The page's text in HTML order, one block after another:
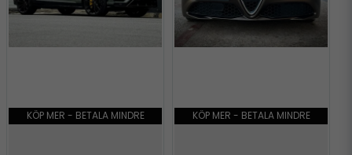
KÖP MER - BETALA MINDRE KÖP MER - BETALA MINDRE